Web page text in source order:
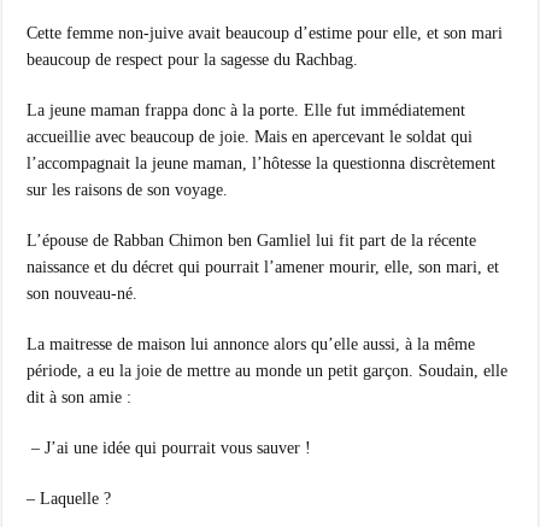
Cette femme non-juive avait beaucoup d’estime pour elle, et son mari
beaucoup de respect pour la sagesse du Rachbag.
La jeune maman frappa donc à la porte. Elle fut immédiatement
accueillie avec beaucoup de joie. Mais en apercevant le soldat qui
l’accompagnait la jeune maman, l’hôtesse la questionna discrètement
sur les raisons de son voyage.
L’épouse de Rabban Chimon ben Gamliel lui fit part de la récente
naissance et du décret qui pourrait l’amener mourir, elle, son mari, et
son nouveau-né.
La maitresse de maison lui annonce alors qu’elle aussi, à la même
période, a eu la joie de mettre au monde un petit garçon. Soudain, elle
dit à son amie :
– J’ai une idée qui pourrait vous sauver !
– Laquelle ?